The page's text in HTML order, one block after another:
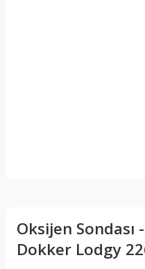
Oksijen Sondası
Dokker Lodgy